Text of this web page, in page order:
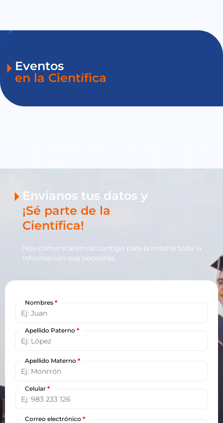
Eventos
en la Científica
Envíanos tus datos y
¡Sé parte de la
Científica!
Nos comunicaremos contigo para brindarte toda la
información que necesites.
Nombres *
Apellido Paterno *
Apellido Materno *
Celular *
Correo electrónico *